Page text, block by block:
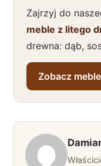
Zajrzyj do
meble z litego
drewna: dąb,
Zobacz